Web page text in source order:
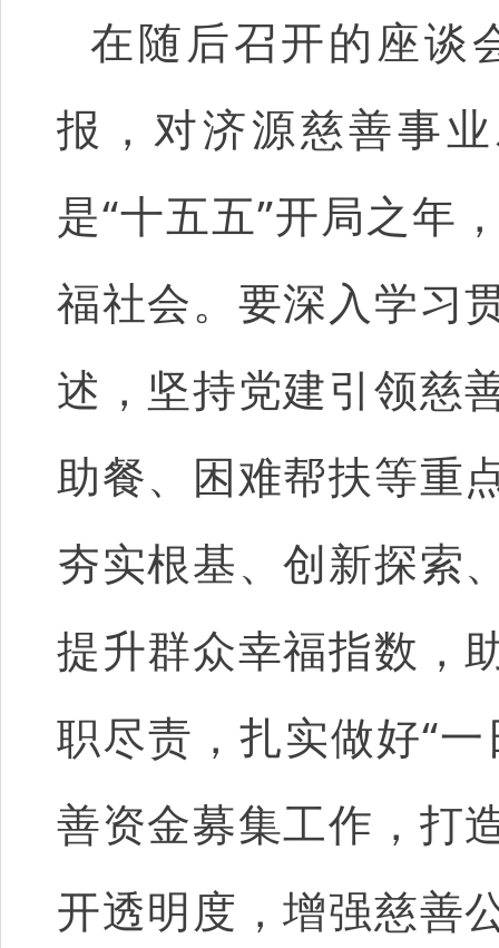
在随后召开的座谈
报，对济源慈善事
是“十五五”开局之年
福社会。要深入学习
述，坚持党建引领慈
助餐、困难帮扶等重
夯实根基、创新探索
提升群众幸福指数，
职尽责，扎实做好“
善资金募集工作，打
开透明度，增强慈善